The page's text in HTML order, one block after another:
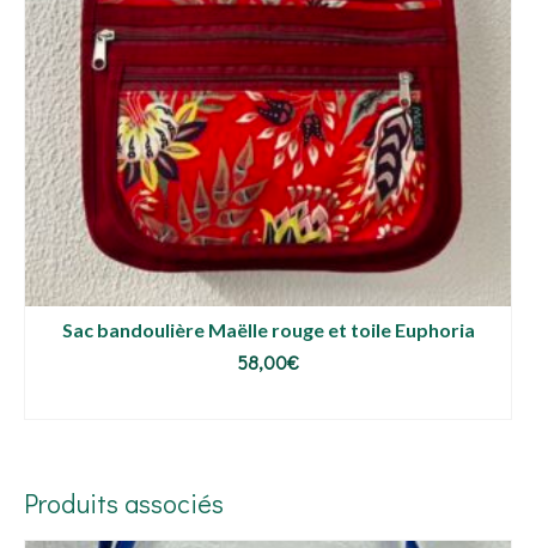
Sac bandoulière Maëlle rouge et toile Euphoria
58,00€
Produits associés